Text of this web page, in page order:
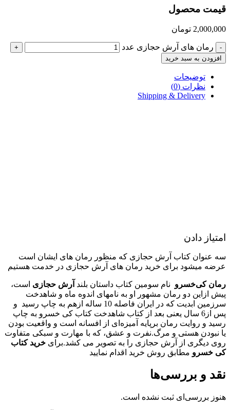
قیمت محصول
2,000,000 تومان
- رمان های آرش حجازی عدد
+
افزودن به سبد خرید
توضیحات
نظرات (0)
Shipping & Delivery
امتیاز دادن
سه عنوان کتاب آرش حجازی که منظور رمان های ایشان است
عرضه میشود برای خرید رمان های آرش حجازی در خدمت هستیم
رمان کی‌خسرو نام سومین کتاب داستان بلند آرش حجازی است،
پیش ازاین دو رمان مشهور او به نامهای اندوه ماه و شاهدخت
سرزمین ابدیت که در ایران فاصله 10 ساله ازهم به چاپ رسید و
پس از6 سال یعنی بعد از کتاب شاهدخت کتاب کی خسرو به چاپ
رسید و روایت رمان برپایه آمیزه‌ای از افسانه است و واقعیت بودن
یا نبودن هستی و مرگ.نفرت و عشق، که با مهارت و سبکی متفاوت
روی دیگری از آرش حجازی را به تصویر می کشد.برای خرید کتاب
کی خسرو مطابق روش خرید اقدام نمایید
نقد و بررسی‌ها
هنوز بررسی‌ای ثبت نشده است.